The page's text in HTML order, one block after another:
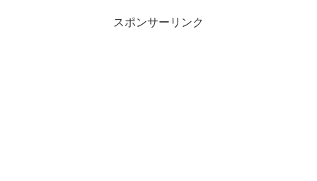
スポンサーリンク